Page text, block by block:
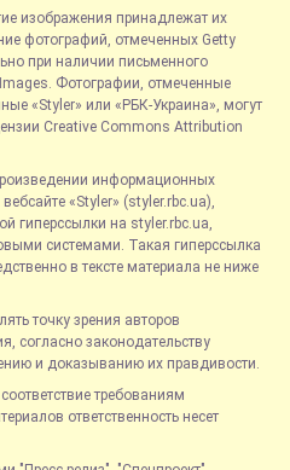
изображения принадлежат их
фотографий, отмеченных Getty
при наличии письменного
Фотографии, отмеченные
«Styler» или «РБК-Украина», могут
Creative Commons Attribution
информационных
«Styler» (styler.rbc.ua),
гиперссылки на styler.rbc.ua,
системами. Такая гиперссылка
в тексте материала не ниже
точку зрения авторов
согласно законодательству
и доказыванию их правдивости.
требованиям
ответственность несет